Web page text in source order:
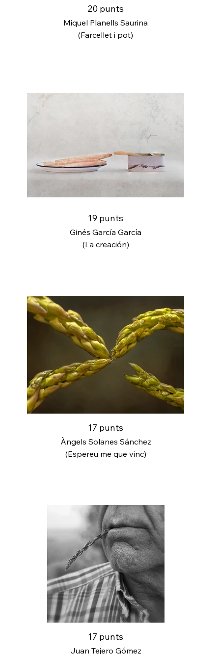
20 punts
Miquel Planells Saurina
(Farcellet i pot)
19 punts
Ginés García García
(La creación)
17 punts
Àngels Solanes Sánchez
(Espereu me que vinc)
17 punts
Juan Tejero Gómez